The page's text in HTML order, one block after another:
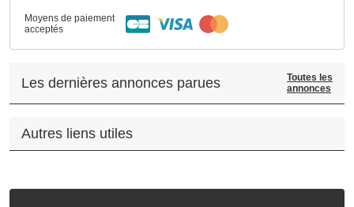
Moyens de paiement
acceptés
Les dernières annonces parues
Toutes les
annonces
Autres liens utiles
.